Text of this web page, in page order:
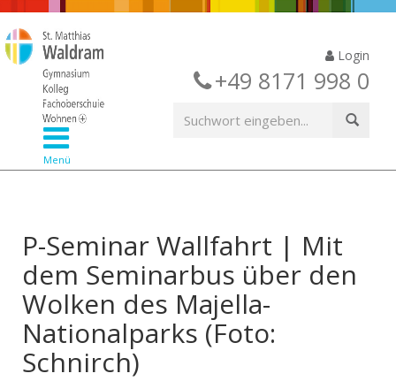
Login
+49 8171 998 0
Menü
P-Seminar Wallfahrt | Mit
dem Seminarbus über den
Wolken des Majella-
Nationalparks (Foto:
Schnirch)